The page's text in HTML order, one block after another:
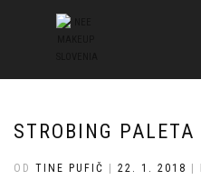
STROBING PALETA
OD TINE PUFIČ 22. 1. 2018